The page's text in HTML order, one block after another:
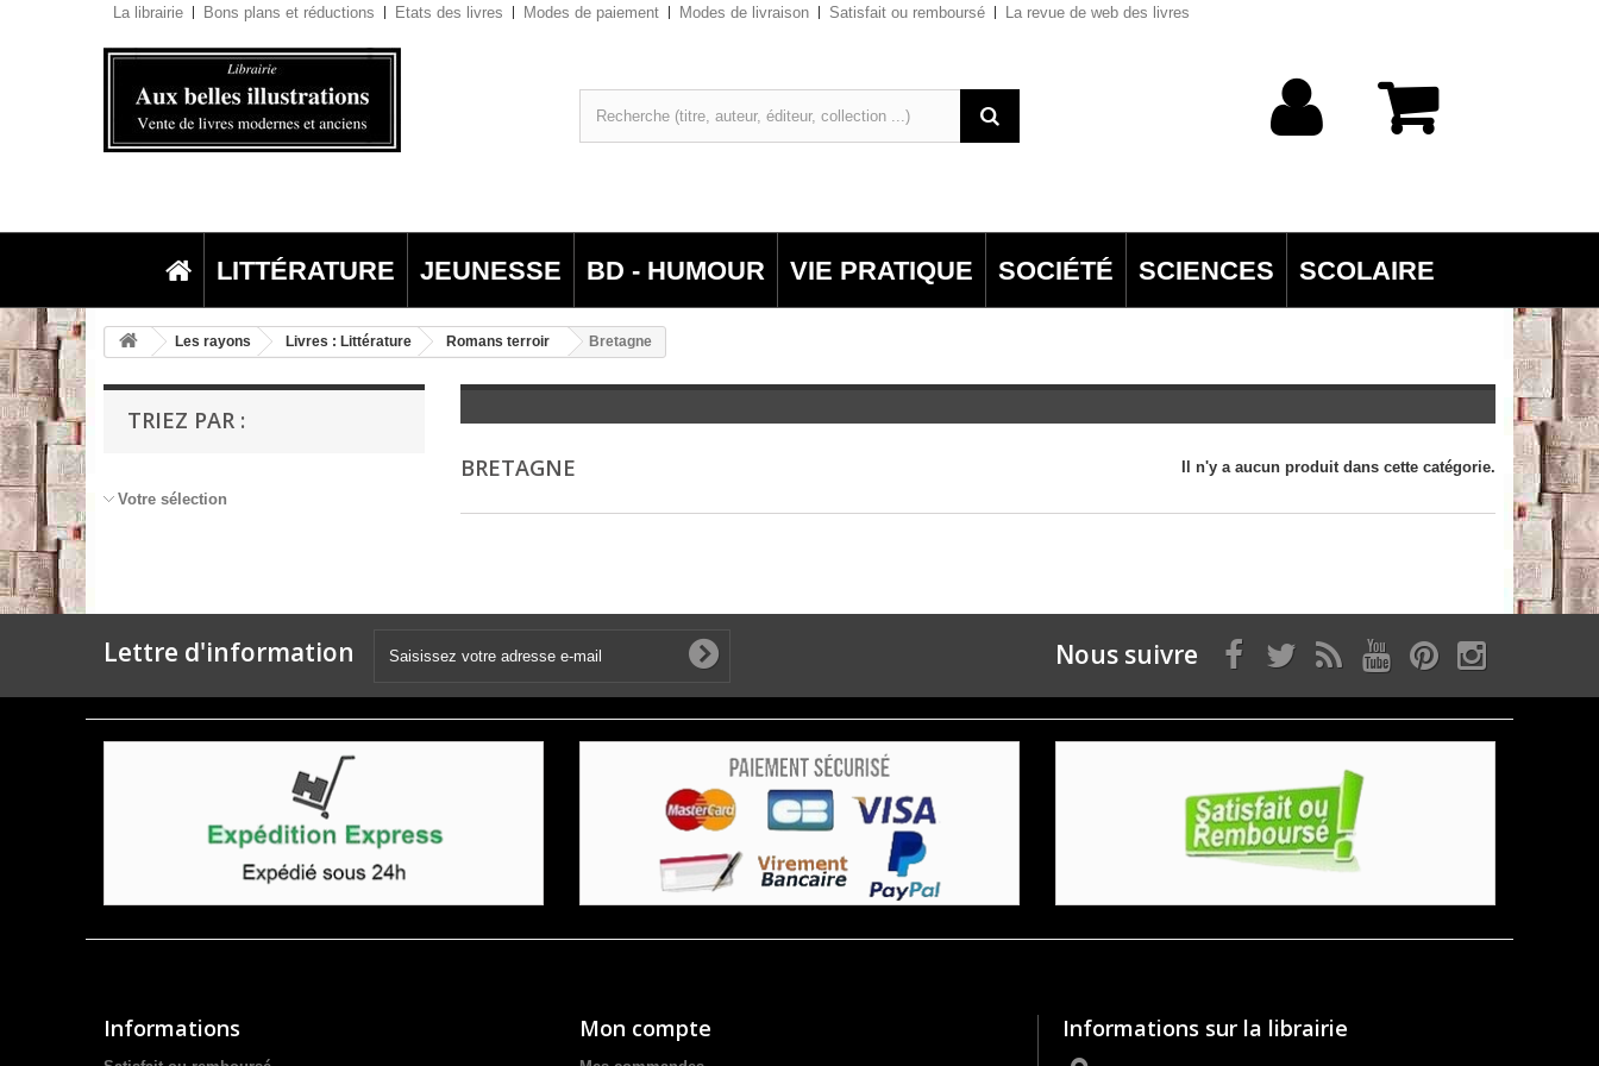
La librairie Bons plans et réductions Etats des livres Modes de paiement Modes de livraison Satisfait ou remboursé La revue de web des livres
LITTÉRATURE JEUNESSE BD - HUMOUR VIE PRATIQUE SOCIÉTÉ SCIENCES SCOLAIRE
Les rayons Livres : Littérature Romans terroir Bretagne
TRIEZ PAR :
Votre sélection
BRETAGNE Il n'y a aucun produit dans cette catégorie.
Lettre d'information Nous suivre
Informations Mon compte Informations sur la librairie